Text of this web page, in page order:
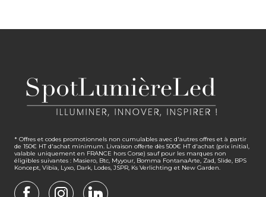
* Offres et codes promotionnels non cumulables avec d'autres offres et à partir
de 150€ HT d'achat minimum. Livraison offerte dès 500€ HT d'achat (prix initial,
valable uniquement en FRANCE hors Corse) sauf pour les marques non
éligibles suivantes : Masiero, Btc, Myyour, Bomma FontanaArte, Zad, Slide, BPS
Koncept, Vibia, Lyxo, Dark, Lodes, JSPR, Ks Verlichting et New Garden.